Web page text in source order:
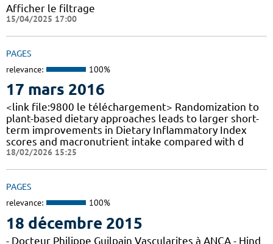
Afficher le filtrage
15/04/2025 17:00
PAGES
relevance: 100%
17 mars 2016
<link file:9800 le téléchargement> Randomization to
plant-based dietary approaches leads to larger short-
term improvements in Dietary Inflammatory Index
scores and macronutrient intake compared with d
18/02/2026 15:25
PAGES
relevance: 100%
18 décembre 2015
- Docteur Philippe Guilpain Vascularites à ANCA - Hind